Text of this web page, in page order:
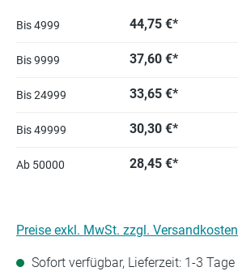
Bis4999 44,75 €*
Bis9999 37,60 €*
Bis24999 33,65 €*
Bis49999 30,30 €*
Ab 50000 28,45 €*
Preise exkl. MwSt. zzgl. Versandkosten
Sofort verfügbar, Lieferzeit: 1-3 Tage